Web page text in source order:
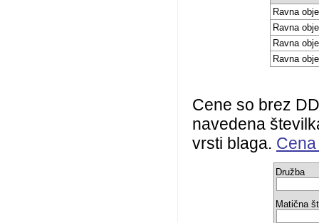
Ravna
Ravna
Ravna
Ravna
Cene so brez
navedena
vrsti blaga.
Družba
Matična